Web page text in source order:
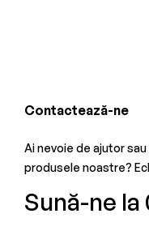
Contactează-ne
Ai nevoie de ajutor
produsele noastre?
Sună-ne la